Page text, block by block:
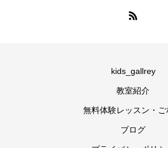
kids_gallrey
教室紹介
無料体験レッスン・ご
ブログ